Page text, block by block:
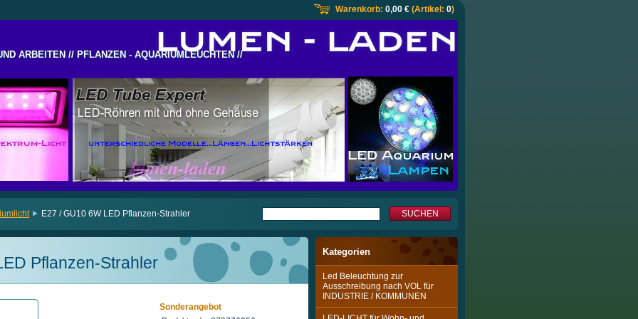
Warenkorb: 0,00 € (Artikel: 0)
ARBEITEN // PFLANZEN - AQUARIUMLEUCHTEN //
ARBEITEN // PFLANZEN - AQUARIUMLEUCHTEN //
E27 / GU10 6W LED Pflanzen-Strahler
Pflanzen-Strahler
Sonderangebot
Kategorien
Led Beleuchtung zur
Ausschreibung nach VOL für
INDUSTRIE / KOMMUNEN